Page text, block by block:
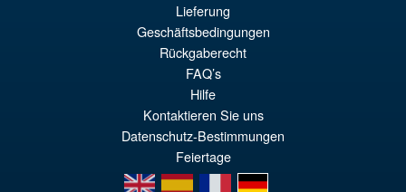
PRÉ COMMANDE
Lieferung
Geschäftsbedingungen
Rückgaberecht
FAQ’s
Hilfe
Kontaktieren Sie uns
Datenschutz-Bestimmungen
Feiertage
en
es fr de